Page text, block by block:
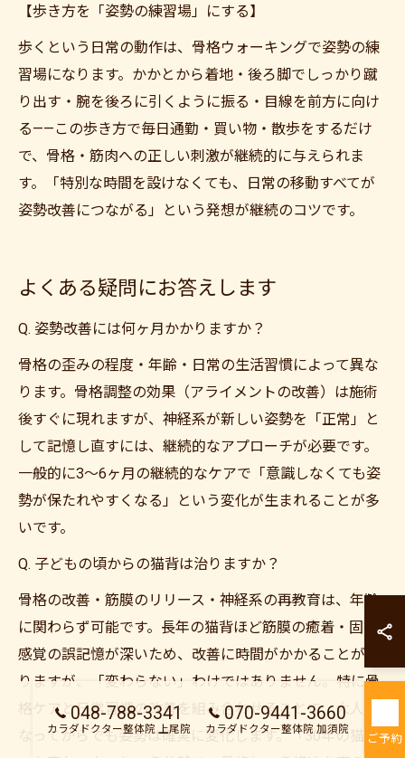
【歩き方を「姿勢の練習場」にする】
歩くという日常の動作は、骨格ウォーキングで姿勢の練
習場になります。かかとから着地・後ろ脚でしっかり蹴
り出す・腕を後ろに引くように振る・目線を前方に向け
る——この歩き方で毎日通勤・買い物・散歩をするだけ
で、骨格・筋肉への正しい刺激が継続的に与えられま
す。「特別な時間を設けなくても、日常の移動すべてが
姿勢改善につながる」という発想が継続のコツです。
よくある疑問にお答えします
Q. 姿勢改善には何ヶ月かかりますか？
骨格の歪みの程度・年齢・日常の生活習慣によって異な
ります。骨格調整の効果（アライメントの改善）は施術
後すぐに現れますが、神経系が新しい姿勢を「正常」と
して記憶し直すには、継続的なアプローチが必要です。
一般的に3〜6ヶ月の継続的なケアで「意識しなくても姿
勢が保たれやすくなる」という変化が生まれることが多
いです。
Q. 子どもの頃からの猫背は治りますか？
骨格の改善・筋膜のリリース・神経系の再教育は、年齢
に関わらず可能です。長年の猫背ほど筋膜の癒着・固有
感覚の誤記憶が深いため、改善に時間がかかることがあ
りますが、「変わらない」わけではありません。特に骨
格ケアと日常習慣の改善を組み合わせることで、大人に
なってからでも姿勢は確実に変化します。「30年の猫背
048-788-3341
カラダドクター整体院 上尾院
070-9441-3660
カラダドクター整体院 加須院
ご予約
カラダドクター整
カラダドクター整